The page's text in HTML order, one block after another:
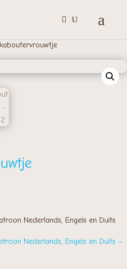
Nederlands, Engels en Duits
Nederlands, Engels en Duits –